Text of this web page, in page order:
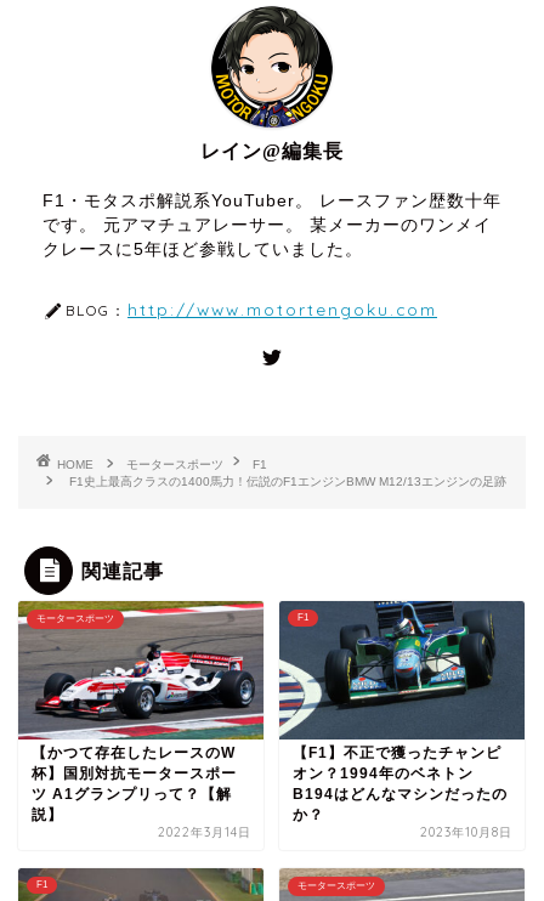
レイン@編集長
F1・モタスポ解説系YouTuber。 レースファン歴数十年
です。 元アマチュアレーサー。 某メーカーのワンメイ
クレースに5年ほど参戦していました。
BLOG： http://www.motortengoku.com
HOME モータースポーツ
F1
F1史上最高クラスの1400馬力！伝説のF1エンジンBMW M12/13エンジンの足跡
関連記事
モータースポーツ
【かつて存在したレースのW
杯】国別対抗モータースポー
ツ A1グランプリって？【解
説】
2022年3月14日
F1
【F1】不正で獲ったチャンピ
オン？1994年のベネトン
B194はどんなマシンだったの
か？
2023年10月8日
F1 モータースポーツ